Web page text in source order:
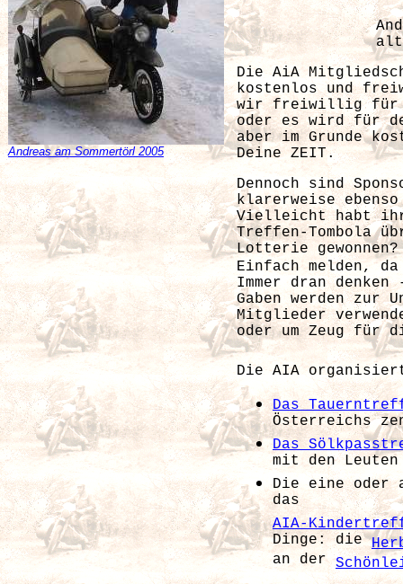
Andreas am Sommertörl 2005
Die AiA
kostenlos und
wir freiwillig für
oder es wird für
aber im Grunde
Deine ZEIT.
Dennoch sind
klarerweise
Vielleicht habt
Treffen-Tombola
Lotterie gewonnen?
Einfach melden,
Immer dran
Gaben werden zur
Mitglieder
oder um Zeug für
Die AIA
Das
Österreichs
Das
mit den
Die eine oder
das
AIA-
Dinge: die
an der